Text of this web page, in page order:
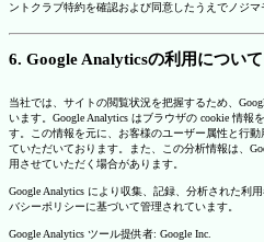
ントクラブ特約を確認および同意したうえでノジマ
6. Google Analyticsの利用について
当社では、サイトの閲覧状況を把握するため、
います。Google Analytics はブラウザの cookie 情報
す。この情報を元に、お客様のユーザー属性と行
ていただいております。また、この分析情報は、
用させていただく場合があります。
Google Analytics により収集、記録、分析された利
バシーポリシーに基づいて管理されています。
Google Analytics ツール提供者: Google Inc.